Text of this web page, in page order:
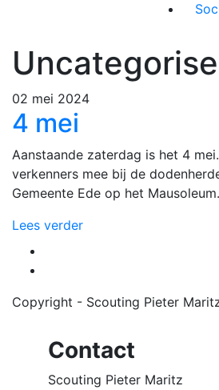
02 mei 2024
4 mei
Aanstaande zaterdag is het 4
verkenners mee bij de
Gemeente Ede op het
Lees verder
Copyright - Scouting Pieter
Contact
Scouting Pieter Maritz